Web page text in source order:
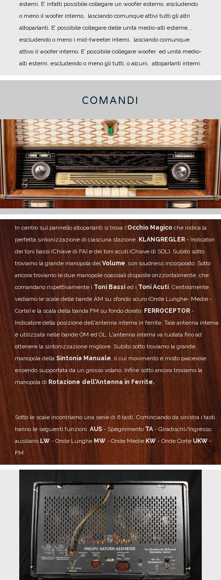
esterni. E’ infatti possibile collegare un woofer esterno, escludendo
o meno il woofer interno, lasciando comunque attivi tutti gli altri
altoparlanti. E’ possibile collegare delle unità medio-alti esterne, ,
escludendo o meno i mid-tweeter interni, lasciando comunque
attivo il woofer interno. E’ possibile collegare woofer ed unità medio-
alti esterni, escludendo o meno gli tutti, o alcuni, altoparlanti interni.
COMANDI
In centro sul pannello altoparlanti si trova l'Occhio Magico che indica la
perfetta sintonizzazione di ciascuna stazione. KLANGREGLER - Indicatori
dei toni bassi (Chiave di FA) e dei toni acuti (Chiave di SOL). Subito sotto
troviamo la grande manopola delVolume, con loudness incorporato. Sotto
ancora troviamo le due manopole coassiali disposte orizzontalmente, che
comandano rispettivamente i Toni Bassi ed i Toni Acuti. Centralmente
vediamo le scale delle bande AM su sfondo scuro (Onde Lunghe- Medie -
Corte) e la scala della banda FM su fondo dorato. FERROCEPTOR -
Indicatore della posizione dell'antenna interna in ferrite. Tale antenna interna
è utilizzata nelle bande OM ed OL. L'antenna interna va ruotata fino ad
ottenere la sintonizzazione migliore. Subito sotto troviamo la grande
manopola della Sintonia Manuale, il cui movimento è molto piacevole
essendo supportata da un grosso volano. Infine sotto ancora troviamo la
manopola di Rotazione dell'Antenna in Ferrite.
Sotto le scale incontriamo una serie di 6 tasti. Cominciando da sinistra i tasti
hanno le seguenti funzioni: AUS - Spegnimento TA - Giradischi/Ingresso
ausiliario LW - Onde Lunghe MW - Onde Medie KW - Onde Corte UKW -
FM